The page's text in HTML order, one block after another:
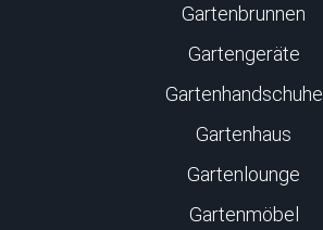
Gartenbrunnen
Gartengeräte
Gartenhandschuhe
Gartenhaus
Gartenlounge
Gartenmöbel